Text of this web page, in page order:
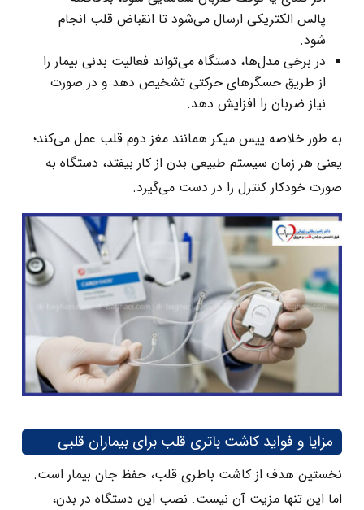
پالس الکتریکی ارسال می‌شود تا انقباض قلب انجام
شود.
در برخی مدل‌ها، دستگاه می‌تواند فعالیت بدنی بیمار را
از طریق حسگرهای حرکتی تشخیص دهد و در صورت
نیاز ضربان را افزایش دهد.
به‌ طور خلاصه پیس‌ میکر همانند مغز دوم قلب عمل می‌کند؛
یعنی هر زمان سیستم طبیعی بدن از کار بیفتد، دستگاه به‌
صورت خودکار کنترل را در دست می‌گیرد.
مزایا و فواید کاشت باتری قلب برای بیماران قلبی
نخستین هدف از کاشت باطری قلب، حفظ جان بیمار است.
اما این تنها مزیت آن نیست. نصب این دستگاه در بدن،